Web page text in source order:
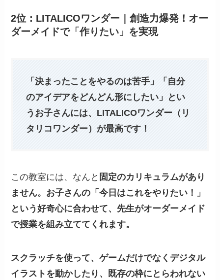
2位：LITALICOワンダー｜創造力爆発！オー
ダーメイドで「作りたい」を実現
「決まったことをやるのは苦手」「自分
のアイデアをどんどん形にしたい」とい
うお子さんには、LITALICOワンダー（リ
タリコワンダー）が最高です！
この教室には、なんと 固定のカリキュラムがあり
ません。お子さんの「今日はこれをやりたい！」
という好奇心に合わせて、先生がオーダーメイド
で授業を組み立ててくれます。
スクラッチを使って、ゲームだけでなくデジタル
イラストを動かしたり、既存の枠にとらわれない